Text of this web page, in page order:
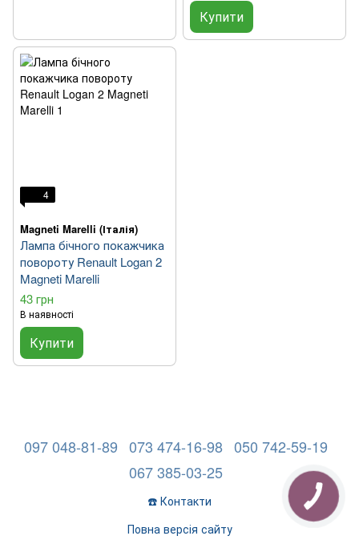
Купити
4
Magneti Marelli (Італія)
Лампа бічного покажчика
повороту Renault Logan 2
Magneti Marelli
43 грн
В наявності
Купити
097 048-81-89 073 474-16-98 050 742-59-19
067 385-03-25
☎️ Контакти
Повна версія сайту